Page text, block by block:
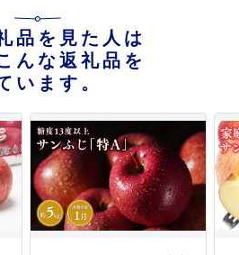
品を見た人は
んな返礼品を
います。